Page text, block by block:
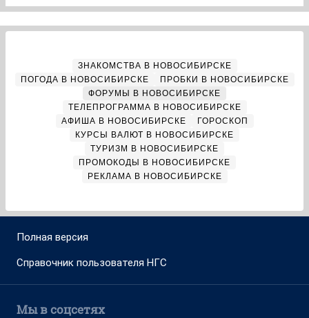
ЗНАКОМСТВА В НОВОСИБИРСКЕ
ПОГОДА В НОВОСИБИРСКЕ
ПРОБКИ В НОВОСИБИРСКЕ
ФОРУМЫ В НОВОСИБИРСКЕ
ТЕЛЕПРОГРАММА В НОВОСИБИРСКЕ
АФИША В НОВОСИБИРСКЕ
ГОРОСКОП
КУРСЫ ВАЛЮТ В НОВОСИБИРСКЕ
ТУРИЗМ В НОВОСИБИРСКЕ
ПРОМОКОДЫ В НОВОСИБИРСКЕ
РЕКЛАМА В НОВОСИБИРСКЕ
Полная версия
Справочник пользователя НГС
Мы в соцсетях